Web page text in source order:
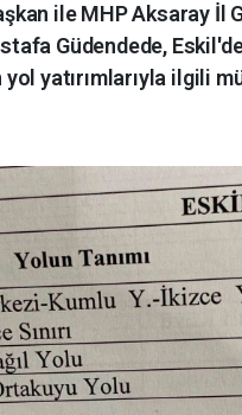
ile MHP Aksaray İl
Güdendede,
yatırımlarıyla ilgili